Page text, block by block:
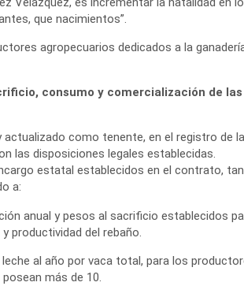
que nacimientos”.
agropecuarios dedicados a la
consumo y comercialización de
actualizado como tenente, en el registro de
las disposiciones legales establecidas.
estatal establecidos en el contrato,
a:
anual y pesos al sacrificio establecidos
productividad del rebaño.
al año por vaca total, para los
más de 10.